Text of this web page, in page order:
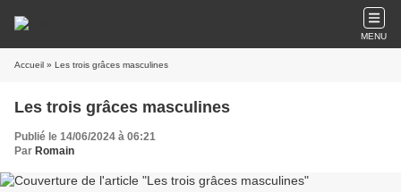
MENU
Accueil » Les trois grâces masculines
Les trois grâces masculines
Publié le 14/06/2024 à 06:21
Par Romain